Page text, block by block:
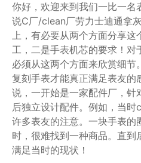
你好，欢迎来到我们一比一名
说C厂/clean厂劳力士迪通拿
上，有必要从两个方面分享这
工，二是手表机芯的要求！对
必须从这两个方面来欣赏细节
复刻手表才能真正满足表友
说，一开始是一家配件厂，针
后独立设计配件。例如，当
许多表友的注意。一块手表
时，很难找到一种商品。直
满足当时的现状！